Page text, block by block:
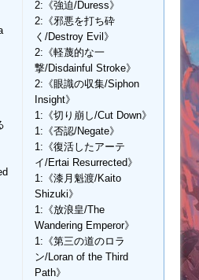
2:《強迫/Duress》
2:《邪悪を打ち砕
く/Destroy Evil》
2:《軽蔑的な一
撃/Disdainful Stroke》
2:《眼識の収集/Siphon
Insight》
1:《切り崩し/Cut Down》
1:《否認/Negate》
1:《復活したアーテ
イ/Ertai Resurrected》
1:《漆月魁渡/Kaito
Shizuki》
1:《放浪皇/The
Wandering Emperor》
1:《第三の道のロラ
ン/Loran of the Third
Path》